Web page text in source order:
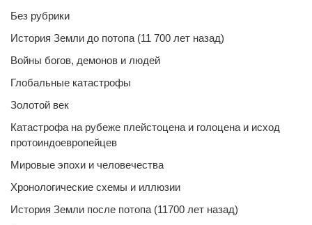
Без рубрики
История Земли до потопа (11 700 лет назад)
Войны богов, демонов и людей
Глобальные катастрофы
Золотой век
Катастрофа на рубеже плейстоцена и голоцена и исход
протоиндоевропейцев
Мировые эпохи и человечества
Хронологические схемы и иллюзии
История Земли после потопа (11700 лет назад)